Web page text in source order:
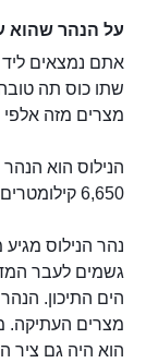
על הנהר שהוא
אתם נמצאים
מצרים מזה
הנילוס הוא
6,650 קילומטרים. זהו גם הנהר השני באורכו בעולם כולו.
נהר הנילוס
גשמים לעבר
הים התיכון.
מצרים העתיקה.
הוא היה גם ציר